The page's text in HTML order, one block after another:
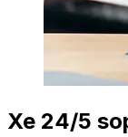
Xe 24/5